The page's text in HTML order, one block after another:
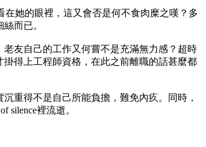
她的眼裡，這又會否是何不食肉糜之嘆？多
而已。
友自己的工作又何嘗不是充滿無力感？超時
得上工程師資格，在此之前離職的話甚麼都
重得不是自己所能負擔，難免內疚。同時，
silence裡流逝。